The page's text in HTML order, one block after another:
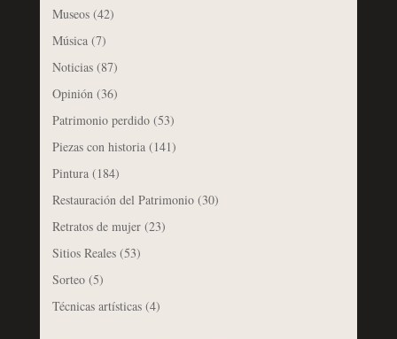
Museos(42)
Música(7)
Noticias(87)
Opinión(36)
Patrimonio perdido(53)
Piezas con historia(141)
Pintura(184)
Restauración del Patrimonio(30)
Retratos de mujer(23)
Sitios Reales(53)
Sorteo(5)
Técnicas artísticas(4)